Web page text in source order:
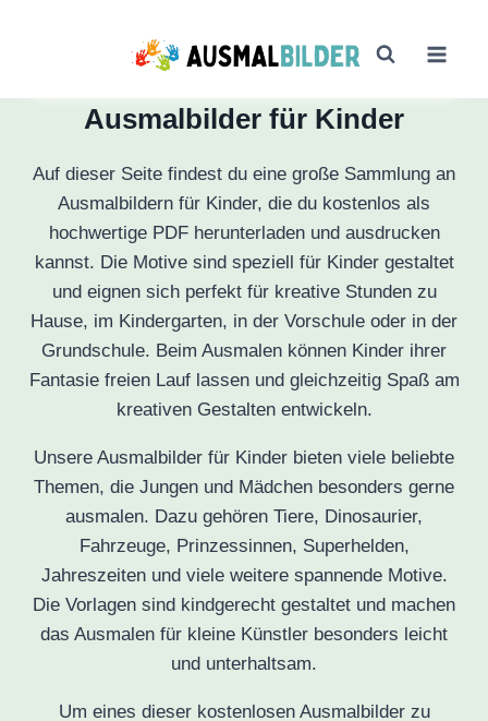
Ausmalbilder für Kinder
Auf dieser Seite findest du eine große Sammlung an
Ausmalbildern für Kinder, die du kostenlos als
hochwertige PDF herunterladen und ausdrucken
kannst. Die Motive sind speziell für Kinder gestaltet
und eignen sich perfekt für kreative Stunden zu
Hause, im Kindergarten, in der Vorschule oder in der
Grundschule. Beim Ausmalen können Kinder ihrer
Fantasie freien Lauf lassen und gleichzeitig Spaß am
kreativen Gestalten entwickeln.
Unsere Ausmalbilder für Kinder bieten viele beliebte
Themen, die Jungen und Mädchen besonders gerne
ausmalen. Dazu gehören Tiere, Dinosaurier,
Fahrzeuge, Prinzessinnen, Superhelden,
Jahreszeiten und viele weitere spannende Motive.
Die Vorlagen sind kindgerecht gestaltet und machen
das Ausmalen für kleine Künstler besonders leicht
und unterhaltsam.
Um eines dieser kostenlosen Ausmalbilder zu